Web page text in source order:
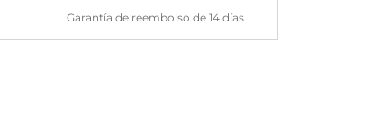
Garantía de reembolso de 14 días